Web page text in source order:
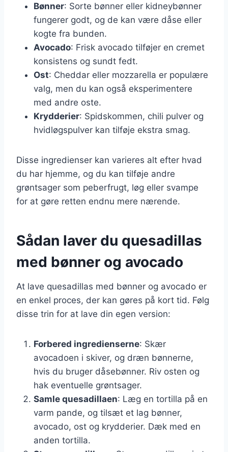
Bønner: Sorte bønner eller kidneybønner
fungerer godt, og de kan være dåse eller
kogte fra bunden.
Avocado: Frisk avocado tilføjer en cremet
konsistens og sundt fedt.
Ost: Cheddar eller mozzarella er populære
valg, men du kan også eksperimentere
med andre oste.
Krydderier: Spidskommen, chili pulver og
hvidløgspulver kan tilføje ekstra smag.
Disse ingredienser kan varieres alt efter hvad
du har hjemme, og du kan tilføje andre
grøntsager som peberfrugt, løg eller svampe
for at gøre retten endnu mere nærende.
Sådan laver du quesadillas
med bønner og avocado
At lave quesadillas med bønner og avocado er
en enkel proces, der kan gøres på kort tid. Følg
disse trin for at lave din egen version:
Forbered ingredienserne: Skær
avocadoen i skiver, og dræn bønnerne,
hvis du bruger dåsebønner. Riv osten og
hak eventuelle grøntsager.
Samle quesadillaen: Læg en tortilla på en
varm pande, og tilsæt et lag bønner,
avocado, ost og krydderier. Dæk med en
anden tortilla.